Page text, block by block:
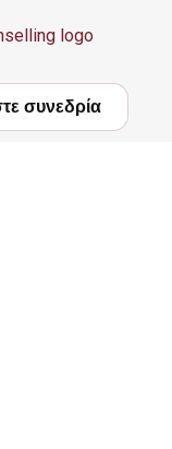
συνεδρία